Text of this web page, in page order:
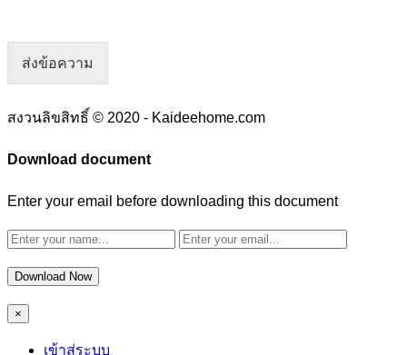
ส่งข้อความ
สงวนลิขสิทธิ์ © 2020 - Kaideehome.com
Download document
Enter your email before downloading this document
Download Now
×
เข้าสู่ระบบ